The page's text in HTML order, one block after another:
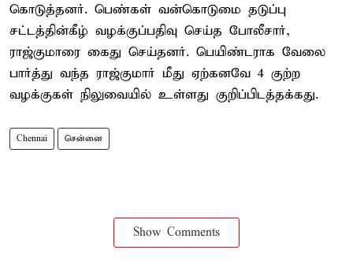
கொடுத்தனர். பெண்கள் வன்கொடுமை தடுப்பு
சட்டத்தின்கீழ் வழக்குப்பதிவு செய்த போலீசார்,
ராஜ்குமாரை கைது செய்தனர். பெயிண்டராக வேலை
பார்த்து வந்த ராஜ்குமார் மீது ஏற்கனவே 4 குற்ற
வழக்குகள் நிலுவையில் உள்ளது குறிப்பிடத்தக்கது.
Chennai சென்னை
Show Comments